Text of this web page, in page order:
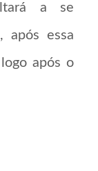
a se
após essa
após o